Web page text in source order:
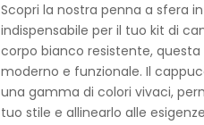
Scopri la nostra penna a sfera
indispensabile per il tuo kit di
corpo bianco resistente,
moderno e funzionale. Il
una gamma di colori vivaci,
tuo stile e allinearlo alle